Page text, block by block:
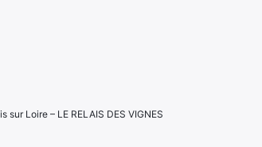
sur Loire – LE RELAIS DES VIGNES